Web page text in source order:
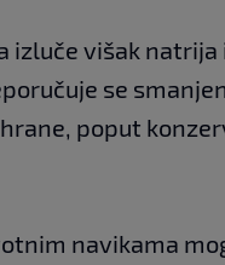
izluče višak
se
poput
navikama